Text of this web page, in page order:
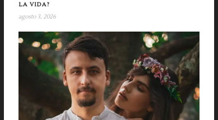
LA VIDA?
agosto 3, 2026